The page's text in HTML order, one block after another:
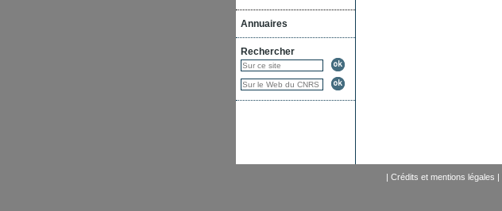
Annuaires
Rechercher
| Crédits et mentions légales |